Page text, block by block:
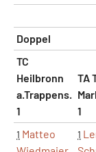
Doppel
TC
Heilbronn
a.Trappens.
1
TA
1
1 Matteo
1